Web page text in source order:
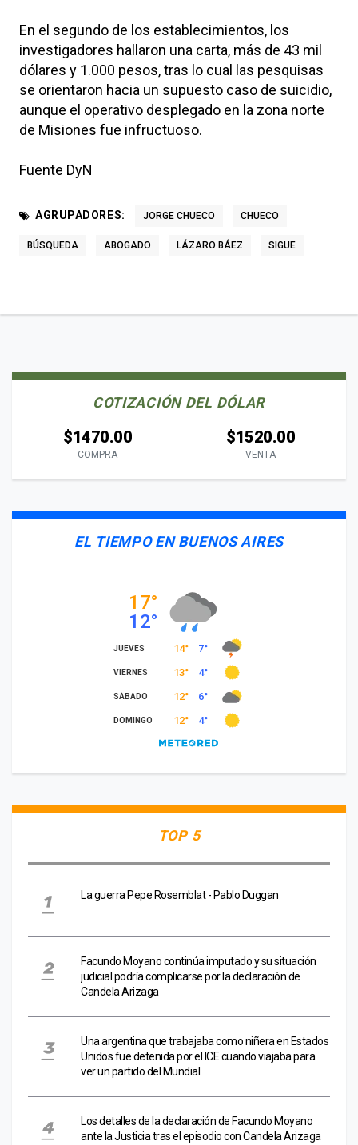
En el segundo de los establecimientos, los
investigadores hallaron una carta, más de 43 mil
dólares y 1.000 pesos, tras lo cual las pesquisas
se orientaron hacia un supuesto caso de suicidio,
aunque el operativo desplegado en la zona norte
de Misiones fue infructuoso.
Fuente DyN
AGRUPADORES: JORGE CHUECO CHUECO
BÚSQUEDA ABOGADO LÁZARO BÁEZ SIGUE
COTIZACIÓN DEL DÓLAR
$1470.00
COMPRA
$1520.00
VENTA
EL TIEMPO EN BUENOS AIRES
TOP 5
La guerra Pepe Rosemblat - Pablo Duggan
Facundo Moyano continúa imputado y su situación
judicial podría complicarse por la declaración de
Candela Arizaga
Una argentina que trabajaba como niñera en Estados
Unidos fue detenida por el ICE cuando viajaba para
ver un partido del Mundial
Los detalles de la declaración de Facundo Moyano
ante la Justicia tras el episodio con Candela Arizaga